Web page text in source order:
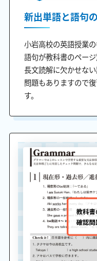
新出単語と語句
小岩高校の英語授業
語句が教科書のペー
長文読解に欠かせな
問題もありますので
す。